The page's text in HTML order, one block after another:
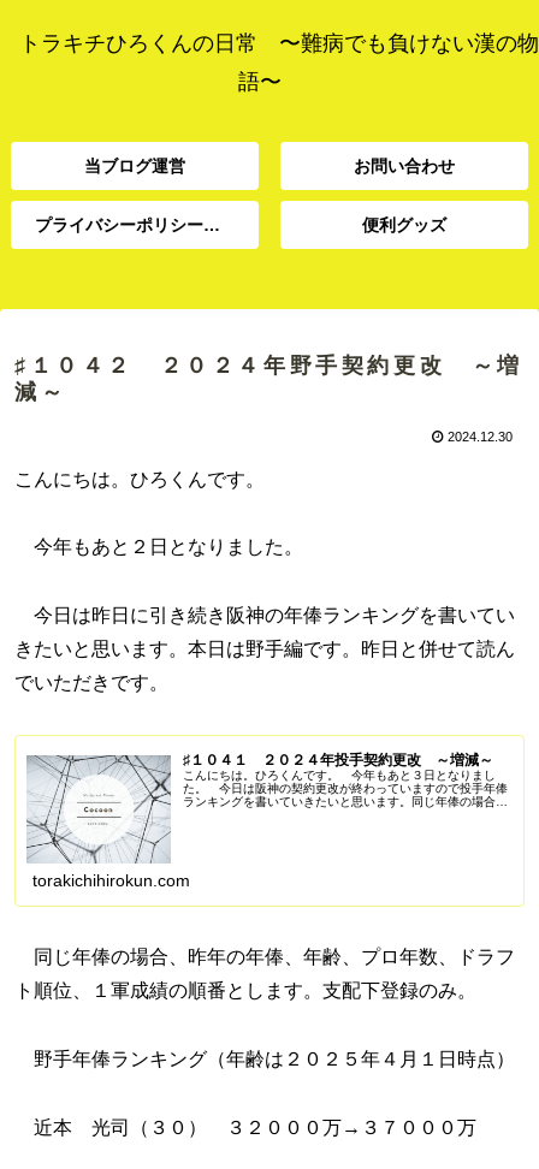
トラキチひろくんの日常 〜難病でも負けない漢の物
語〜
当ブログ運営 お問い合わせ
プライバシーポリシー、免責事項 便利グッズ
♯１０４２ ２０２４年野手契約更改 ～増
減～
2024.12.30
こんにちは。ひろくんです。
今年もあと２日となりました。
今日は昨日に引き続き阪神の年俸ランキングを書いてい
きたいと思います。本日は野手編です。昨日と併せて読ん
でいただきです。
♯１０４１ ２０２４年投手契約更改 ～増減～
こんにちは。ひろくんです。 今年もあと３日となりまし
た。 今日は阪神の契約更改が終わっていますので投手年俸
ランキングを書いていきたいと思います。同じ年俸の場合、
torakichihirokun.com
同じ年俸の場合、昨年の年俸、年齢、プロ年数、ドラフ
ト順位、１軍成績の順番とします。支配下登録のみ。
野手年俸ランキング（年齢は２０２５年４月１日時点）
近本 光司（３０） ３２０００万→３７０００万